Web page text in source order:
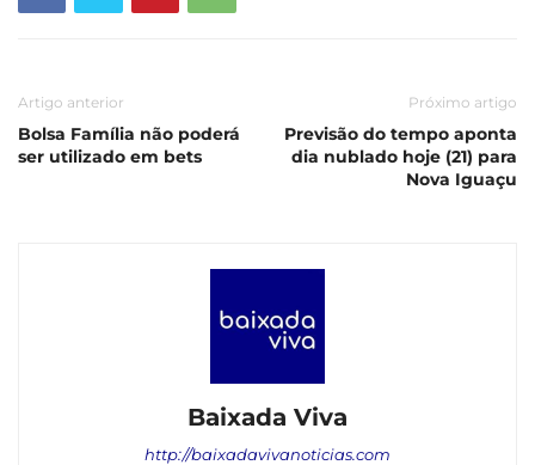
Artigo anterior
Bolsa Família não poderá
ser utilizado em bets
Próximo artigo
Previsão do tempo aponta
dia nublado hoje (21) para
Nova Iguaçu
Baixada Viva
http://baixadavivanoticias.com